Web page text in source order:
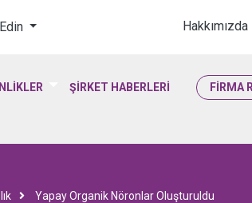
& YaşamHakkımızda
ŞİRKET HABERLERİ FİRMA
Yapay Organik Nöronlar Oluşturuldu